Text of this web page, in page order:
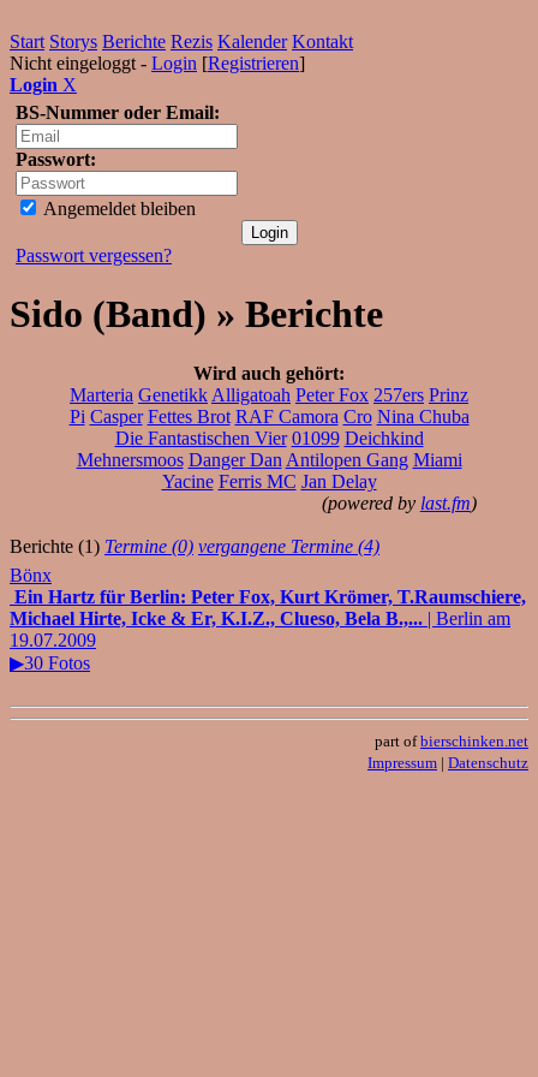
Start Storys Berichte Rezis Kalender Kontakt
Nicht eingeloggt - Login [Registrieren]
Login X
BS-Nummer oder Email:
Passwort:
Angemeldet bleiben
Passwort vergessen?
Sido (Band) » Berichte
Wird auch gehört:
Marteria Genetikk Alligatoah Peter Fox 257ers Prinz
Pi Casper Fettes Brot RAF Camora Cro Nina Chuba
Die Fantastischen Vier 01099 Deichkind
Mehnersmoos Danger Dan Antilopen Gang Miami
Yacine Ferris MC Jan Delay
(powered by last.fm)
Berichte (1) Termine (0) vergangene Termine (4)
Bönx
Ein Hartz für Berlin: Peter Fox, Kurt Krömer, T.Raumschiere,
Michael Hirte, Icke & Er, K.I.Z., Clueso, Bela B.,... | Berlin am
19.07.2009
▶30 Fotos
part ofbierschinken.net
Impressum | Datenschutz